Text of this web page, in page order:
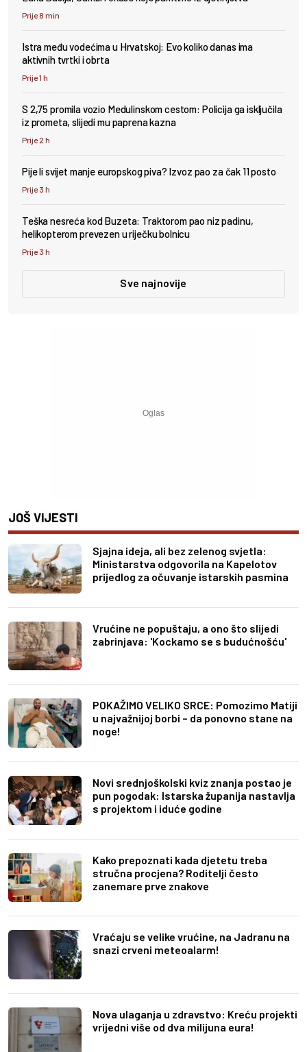
Prije 8 min
Istra među vodećima u Hrvatskoj: Evo koliko danas ima
aktivnih tvrtki i obrta
Prije 1 h
S 2,75 promila vozio Medulinskom cestom: Policija ga isključila
iz prometa, slijedi mu paprena kazna
Prije 2 h
Pije li svijet manje europskog piva? Izvoz pao za čak 11 posto
Prije 3 h
Teška nesreća kod Buzeta: Traktorom pao niz padinu,
helikopterom prevezen u riječku bolnicu
Prije 3 h
Sve najnovije
JOŠ VIJESTI
Sjajna ideja, ali bez zelenog svjetla:
Ministarstva odgovorila na Kapelotov
prijedlog za očuvanje istarskih pasmina
Vrućine ne popuštaju, a ono što slijedi
zabrinjava: 'Kockamo se s budućnošću'
POKAŽIMO VELIKO SRCE: Pomozimo Matiji
u najvažnijoj borbi – da ponovno stane na
noge!
Novi srednjoškolski kviz znanja postao je
pun pogodak: Istarska županija nastavlja
s projektom i iduće godine
Kako prepoznati kada djetetu treba
stručna procjena? Roditelji često
zanemare prve znakove
Vraćaju se velike vrućine, na Jadranu na
snazi crveni meteoalarm!
Nova ulaganja u zdravstvo: Kreću projekti
vrijedni više od dva milijuna eura!